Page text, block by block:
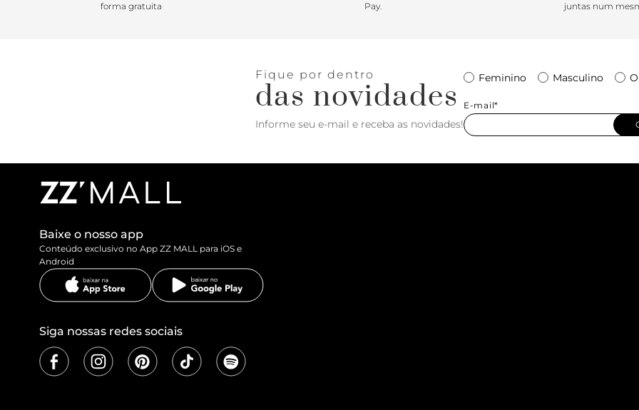
forma gratuita
Pay.
juntas num
Fique por dentro
das novidades
Informe seu e-mail e receba as novidades!
Feminino Masculino
E-mail*
Baixe o nosso app
Conteúdo exclusivo no App ZZ MALL para iOS e
Android
Siga nossas redes sociais